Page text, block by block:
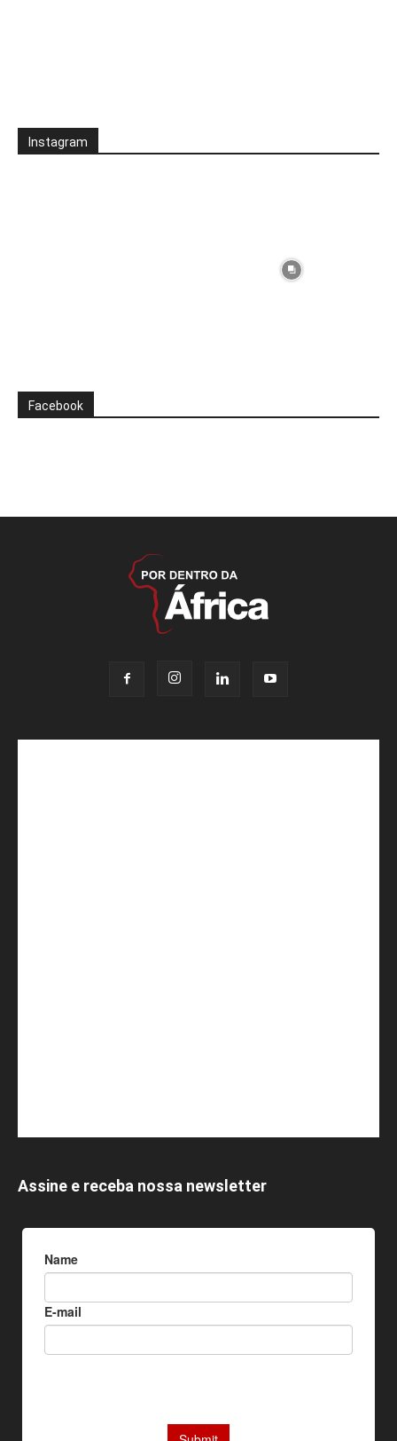
Instagram
Facebook
Assine e receba nossa newsletter